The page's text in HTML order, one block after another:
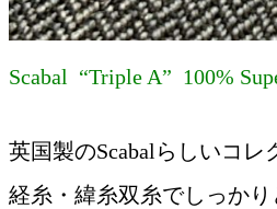
Scabal “Triple A” 100%
英国製のScabalらしいコレ
経糸・緯糸双糸でしっか